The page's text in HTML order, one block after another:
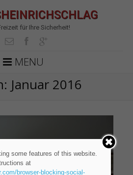
für Ihre Sicherheit!
MENU
Januar 2016
some features of this website.
at
browser-blocking-social-